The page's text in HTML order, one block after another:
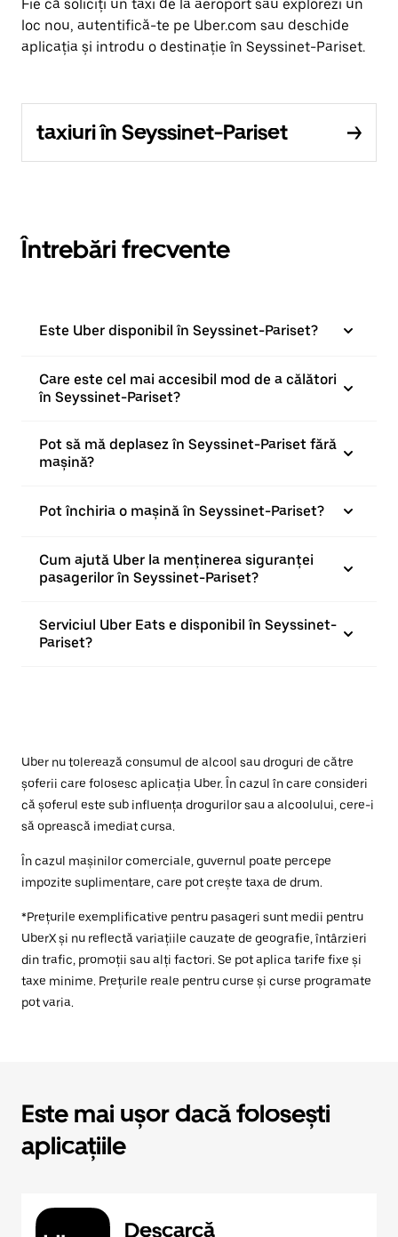
Fie că soliciți un taxi de la aeroport sau explorezi un
loc nou, autentifică-te pe Uber.com sau deschide
aplicația și introdu o destinație în Seyssinet-Pariset.
taxiuri în Seyssinet-Pariset
Întrebări frecvente
Este Uber disponibil în Seyssinet-Pariset?
Care este cel mai accesibil mod de a călători
în Seyssinet-Pariset?
Pot să mă deplasez în Seyssinet-Pariset fără
mașină?
Pot închiria o mașină în Seyssinet-Pariset?
Cum ajută Uber la menținerea siguranței
pasagerilor în Seyssinet-Pariset?
Serviciul Uber Eats e disponibil în Seyssinet-
Pariset?
Uber nu tolerează consumul de alcool sau droguri de către
șoferii care folosesc aplicația Uber. În cazul în care consideri
că șoferul este sub influența drogurilor sau a alcoolului, cere-i
să oprească imediat cursa.
În cazul mașinilor comerciale, guvernul poate percepe
impozite suplimentare, care pot crește taxa de drum.
*Prețurile exemplificative pentru pasageri sunt medii pentru
UberX și nu reflectă variațiile cauzate de geografie, întârzieri
din trafic, promoții sau alți factori. Se pot aplica tarife fixe și
taxe minime. Prețurile reale pentru curse și curse programate
pot varia.
Este mai ușor dacă folosești
aplicațiile
Descarcă